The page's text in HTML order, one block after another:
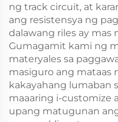
ng track circuit, at
ang resistensya ng
dalawang riles ay mas
Gumagamit kami ng
materyales sa
masiguro ang mataas
kakayahang lumaban
maaaring i-customize
upang matugunan